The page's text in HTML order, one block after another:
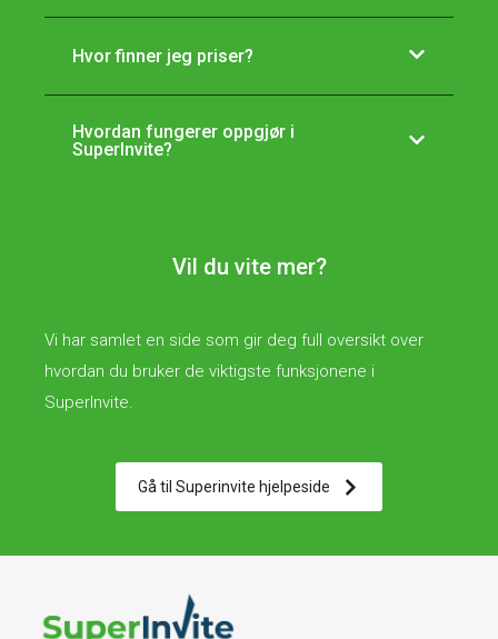
Vil du vite mer?
Vi har samlet en side som gir deg full oversikt over
hvordan du bruker de viktigste funksjonene i
SuperInvite.
Gå til Superinvite hjelpeside
Hvor finner jeg priser?
Hvordan fungerer oppgjør i
SuperInvite?